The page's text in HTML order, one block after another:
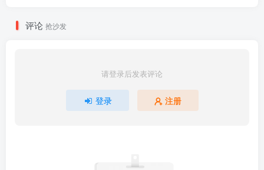
评论 抢沙发
请登录后发表评论
登录 注册